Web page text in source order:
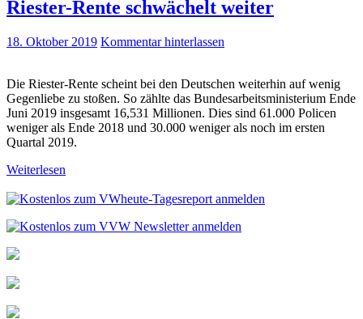
Riester-Rente schwächelt weiter
18. Oktober 2019 Kommentar hinterlassen
Die Riester-Rente scheint bei den Deutschen weiterhin auf wenig
Gegenliebe zu stoßen. So zählte das Bundesarbeitsministerium Ende
Juni 2019 insgesamt 16,531 Millionen. Dies sind 61.000 Policen
weniger als Ende 2018 und 30.000 weniger als noch im ersten
Quartal 2019.
Weiterlesen